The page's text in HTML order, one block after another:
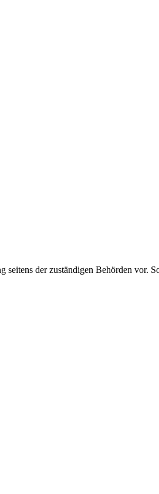
der zuständigen Behörden vor.